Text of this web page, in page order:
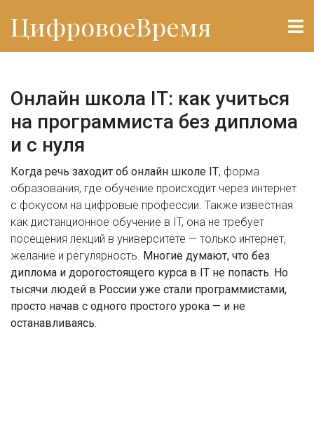
ЦифровоеВремя
Онлайн школа IT: как учиться
на программиста без диплома
и с нуля
Когда речь заходит об онлайн школе IT, форма
образования, где обучение происходит через интернет
с фокусом на цифровые профессии. Также известная
как дистанционное обучение в IT, она не требует
посещения лекций в университете — только интернет,
желание и регулярность. Многие думают, что без
диплома и дорогостоящего курса в IT не попасть. Но
тысячи людей в России уже стали программистами,
просто начав с одного простого урока — и не
останавливаясь.